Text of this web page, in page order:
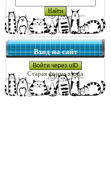
Вход на сайт
Войти через uID
Старая форма входа